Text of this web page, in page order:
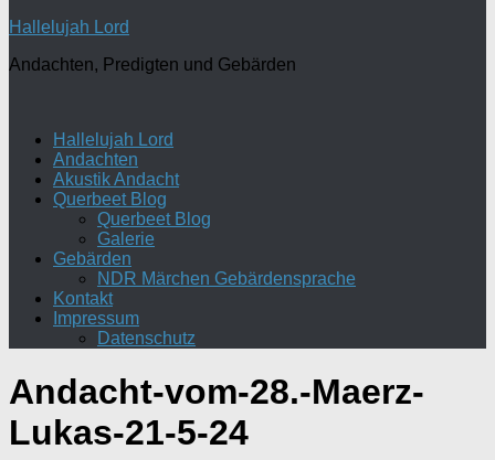
Hallelujah Lord
Andachten, Predigten und Gebärden
Hallelujah Lord
Andachten
Akustik Andacht
Querbeet Blog
Querbeet Blog
Galerie
Gebärden
NDR Märchen Gebärdensprache
Kontakt
Impressum
Datenschutz
Andacht-vom-28.-Maerz-
Lukas-21-5-24